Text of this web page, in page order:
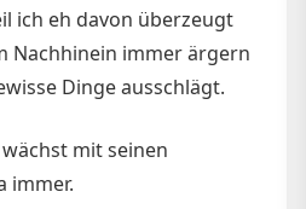
ich eh davon überzeugt
Nachhinein immer ärgern
Dinge ausschlägt.
mit seinen
immer.